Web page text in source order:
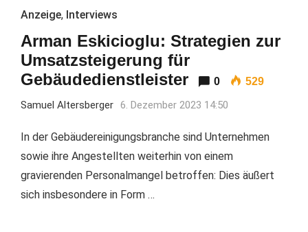
Anzeige, Interviews
Arman Eskicioglu: Strategien zur
Umsatzsteigerung für
Gebäudedienstleister
0 529
Samuel Altersberger 6. Dezember 2023 14:50
In der Gebäudereinigungsbranche sind Unternehmen
sowie ihre Angestellten weiterhin von einem
gravierenden Personalmangel betroffen: Dies äußert
sich insbesondere in Form …